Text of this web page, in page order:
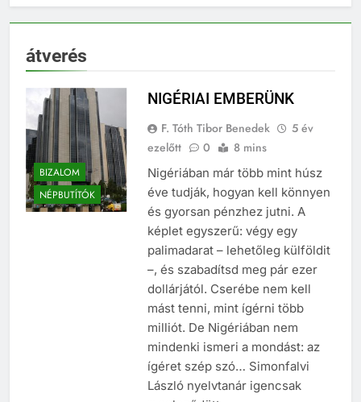
átverés
BIZALOM
NÉPBUTÍTÓK
F. Tóth Tibor Benedek
Nigériában már több mint húsz
éve tudják, hogyan kell könnyen
és gyorsan pénzhez jutni. A
képlet egyszerű: végy egy
palimadarat – lehetőleg külföldit
–, és szabadítsd meg pár ezer
dollárjától. Cserébe nem kell
mást tenni, mint ígérni több
milliót. De Nigériában nem
mindenki ismeri a mondást: az
ígéret szép szó… Simonfalvi